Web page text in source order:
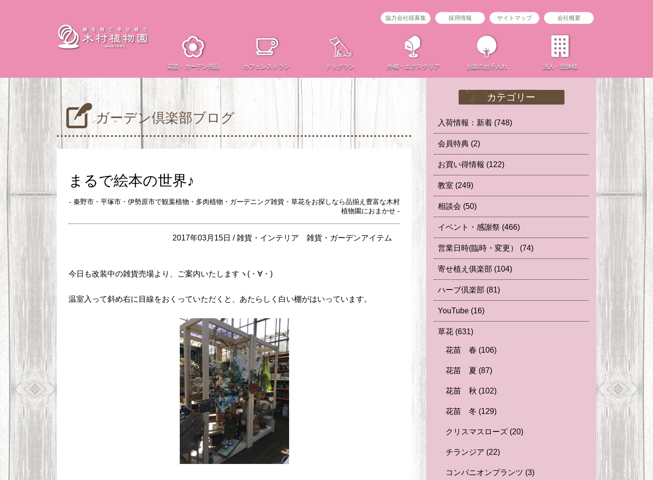
花苗・ ガーデン用品 カフェレストラン ドッグラン 外構・ エクステリア お庭のお手入れ 法人・団体様
協力会社様募集 採用情報 サイトマップ 会社概要
ガーデン倶楽部ブログ
まるで絵本の世界♪
- 秦野市・平塚市・伊勢原市で観葉植物・多肉植物・ガーデニング雑貨・草花をお探しなら品揃え豊富な木村
植物園におまかせ -
2017年03月15日 /雑貨・インテリア 雑貨・ガーデンアイテム
今日も改装中の雑貨売場より、ご案内いたしますヽ(・∀・)
温室入って斜め右に目線をおくっていただくと、あたらしく白い棚がはいっています。
カテゴリー
入荷情報：新着 (748)
会員特典 (2)
お買い得情報 (122)
教室 (249)
相談会 (50)
イベント・感謝祭 (466)
営業日時(臨時・変更） (74)
寄せ植え俱楽部 (104)
ハーブ倶楽部 (81)
YouTube (16)
草花 (631)
花苗 春 (106)
花苗 夏 (87)
花苗 秋 (102)
花苗 冬 (129)
クリスマスローズ (20)
チランジア (22)
コンパニオンプランツ (3)